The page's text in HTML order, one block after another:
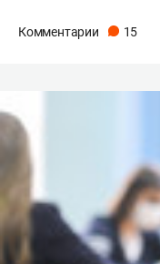
Комментарии 15